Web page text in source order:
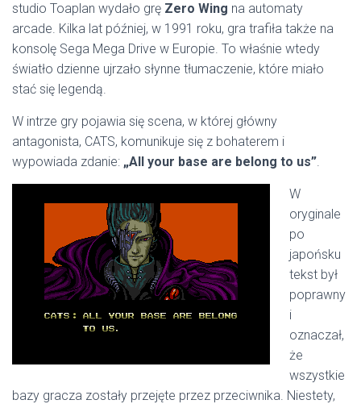
studio Toaplan wydało grę Zero Wing na automaty
arcade. Kilka lat później, w 1991 roku, gra trafiła także na
konsolę Sega Mega Drive w Europie. To właśnie wtedy
światło dzienne ujrzało słynne tłumaczenie, które miało
stać się legendą.
W intrze gry pojawia się scena, w której główny
antagonista, CATS, komunikuje się z bohaterem i
wypowiada zdanie: „All your base are belong to us”.
W
oryginale
po
japońsku
tekst był
poprawny
i
oznaczał,
że
wszystkie
bazy gracza zostały przejęte przez przeciwnika. Niestety,